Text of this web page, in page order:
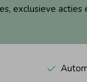
exclusieve